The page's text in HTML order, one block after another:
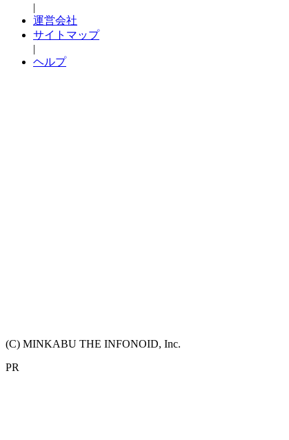
|
運営会社
サイトマップ
|
ヘルプ
(C) MINKABU THE INFONOID, Inc.
PR